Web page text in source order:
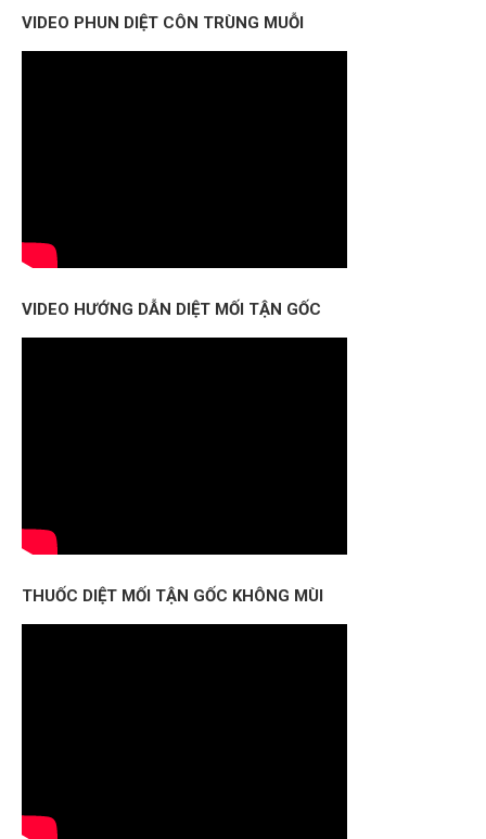
VIDEO PHUN DIỆT CÔN TRÙNG MUỖI
VIDEO HƯỚNG DẪN DIỆT MỐI TẬN GỐC
THUỐC DIỆT MỐI TẬN GỐC KHÔNG MÙI